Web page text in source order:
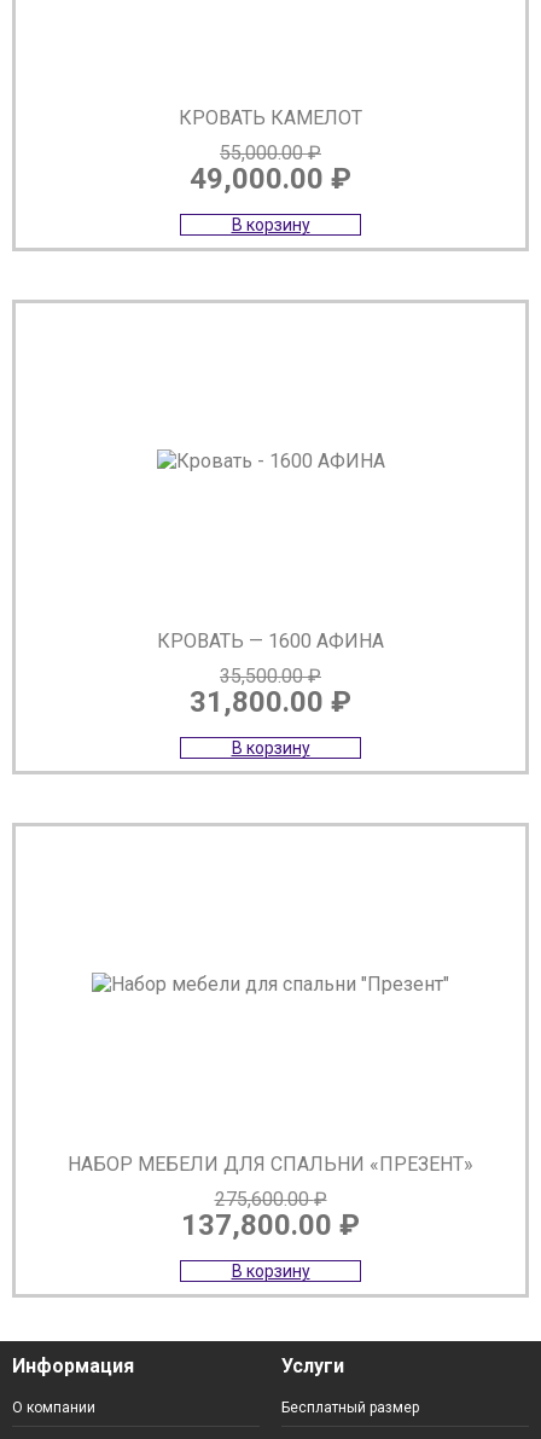
КРОВАТЬ КАМЕЛОТ
55,000.00₽
Первоначальная
цена
составляла
49,000.00 ₽
Текущая
цена:
49,000.00 ₽.
В корзину
КРОВАТЬ — 1600 АФИНА
35,500.00₽
Первоначальная
цена
составляла
31,800.00 ₽
Текущая
цена:
31,800.00 ₽.
В корзину
НАБОР МЕБЕЛИ ДЛЯ СПАЛЬНИ «ПРЕЗЕНТ»
275,600.00₽
Первоначальная
цена
составляла
137,800.00 ₽
Текущая
цена:
137,800.00 ₽.
В корзину
Информация
О компании
Услуги
Бесплатный размер